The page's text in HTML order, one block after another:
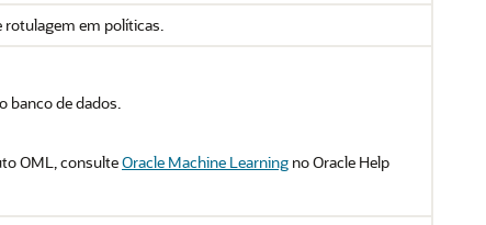
rotulagem em políticas.
banco de dados.
OML, consulteOracle Machine Learning no Oracle Help